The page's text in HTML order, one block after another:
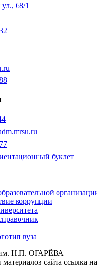
68/1
буклет
коррупции
вуза
Н.П. ОГАРЁВА
сайта ссылка